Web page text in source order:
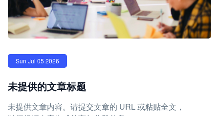
Sun Jul 05 2026
未提供的文章标题
未提供文章内容。请提交文章的 URL 或粘贴全文，